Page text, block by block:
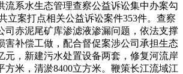
流系水生态管理查察公益诉讼集中办案勾
立案打点相关公益诉讼案件353件。查察
司赤泥尾矿库渗滤液渗漏问题，依法支撑
害补偿工做，配合督促案涉公司承担生态
元，新建污水处置设备两套，修复河流岸
方米，清淤8400立方米。鞭策长江流域江